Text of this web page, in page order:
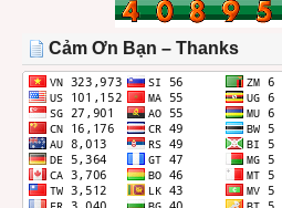
THÁNG
Cảm Ơn Bạn – Thanks